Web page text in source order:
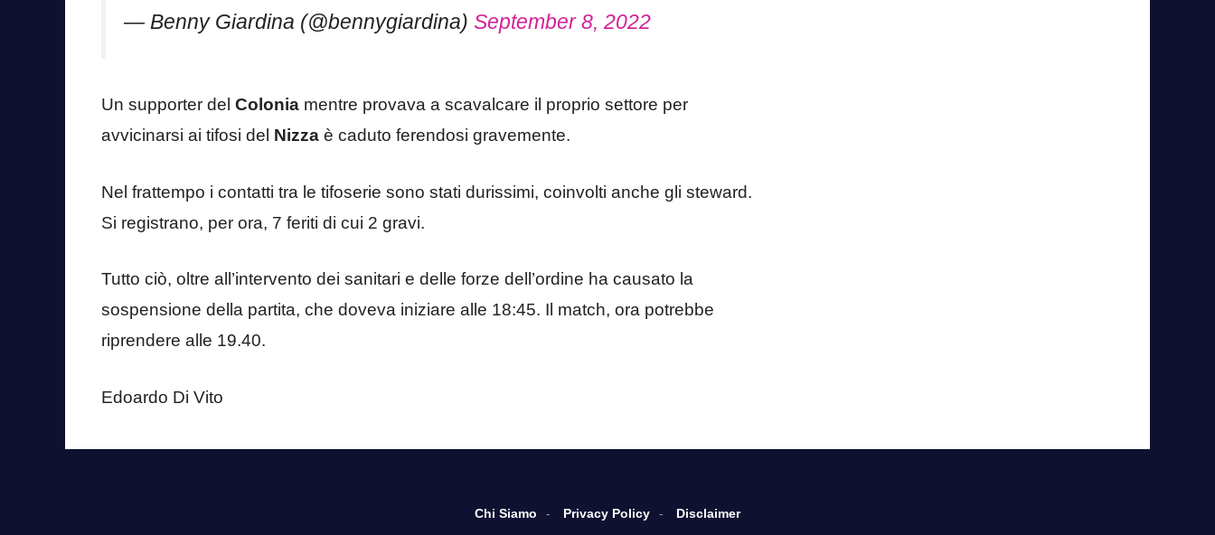
— Benny Giardina (@bennygiardina) September 8, 2022
Un supporter del Colonia mentre provava a scavalcare il proprio settore per
avvicinarsi ai tifosi del Nizza è caduto ferendosi gravemente.
Nel frattempo i contatti tra le tifoserie sono stati durissimi, coinvolti anche gli steward.
Si registrano, per ora, 7 feriti di cui 2 gravi.
Tutto ciò, oltre all’intervento dei sanitari e delle forze dell’ordine ha causato la
sospensione della partita, che doveva iniziare alle 18:45. Il match, ora potrebbe
riprendere alle 19.40.
Edoardo Di Vito
Chi Siamo Privacy Policy Disclaimer